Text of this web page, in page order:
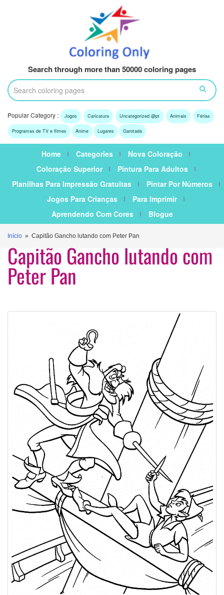
Search through more than 50000 coloring pages
Popular Category : Jogos Caricatura Uncategorized @pt Animais Férias
Programas de TV e filmes Anime Lugares Garotada
Home Categories
Nova Coloração
Coloração Superior
Pintura Para Adultos
Planilhas Para Impressão Gratuitas
Pintar Por Números
Jogos Para Crianças
Para Imprimir
Aprendendo Com Cores
Blogue
Início » Capitão Gancho lutando com Peter Pan
Capitão Gancho lutando com
Peter Pan